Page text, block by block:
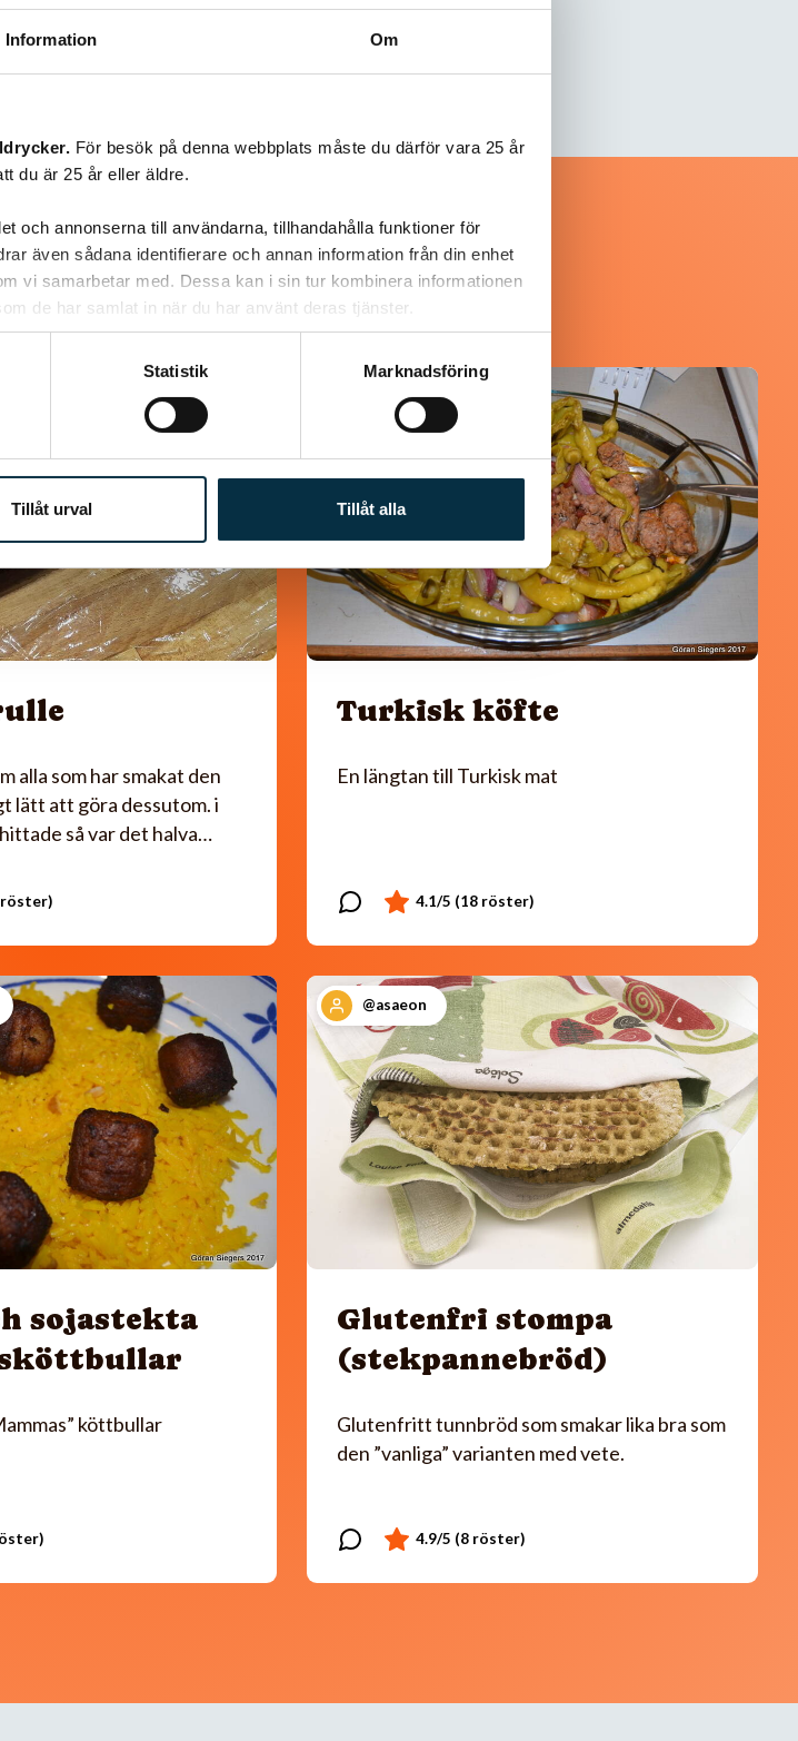
Information Om
För besök på denna webbplats måste du därför vara 25 år
du är 25 år eller äldre.
och annonserna till användarna, tillhandahålla funktioner för
även sådana identifierare och annan information från din enhet
vi samarbetar med. Dessa kan i sin tur kombinera informationen
de har samlat in när du har använt deras tjänster.
Statistik Marknadsföring
Tillåt urval Tillåt alla
recept
alla som har smakat den
lätt att göra dessutom. i
så var det halva…
@koppargrytan
Turkisk köfte
En längtan till Turkisk mat
sojastekta
köttbullar
@asaeon
Glutenfri stompa
(stekpannebröd)
Glutenfritt tunnbröd som smakar lika bra som
den ”vanliga” varianten med vete.